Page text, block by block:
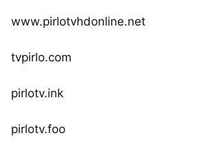
www.pirlotvhdonline.net
tvpirlo.com
pirlotv.ink
pirlotv.foo